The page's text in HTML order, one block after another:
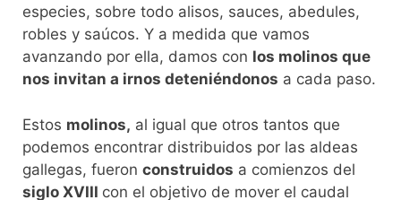
especies, sobre todo alisos, sauces, abedules,
robles y saúcos. Y a medida que vamos
avanzando por ella, damos con los molinos que
nos invitan a irnos deteniéndonos a cada paso.
Estos molinos, al igual que otros tantos que
podemos encontrar distribuidos por las aldeas
gallegas, fueron construidos a comienzos del
siglo XVIII con el objetivo de mover el caudal